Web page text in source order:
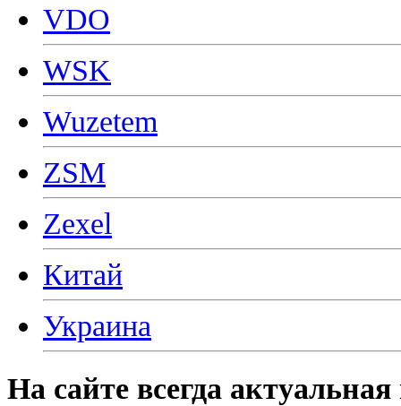
VDO
WSK
Wuzetem
ZSM
Zexel
Китай
Украина
На сайте всегда